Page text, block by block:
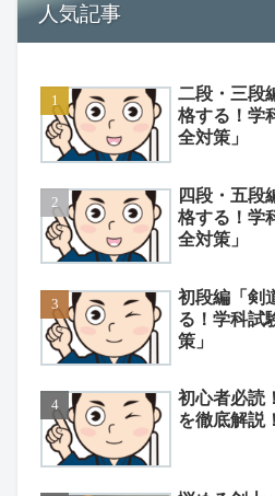
人気記事
二段・三段
格する！学
全対策」
四段・五段
格する！学
全対策」
初段編「剣
る！学科試
策」
初心者必読
を徹底解説！